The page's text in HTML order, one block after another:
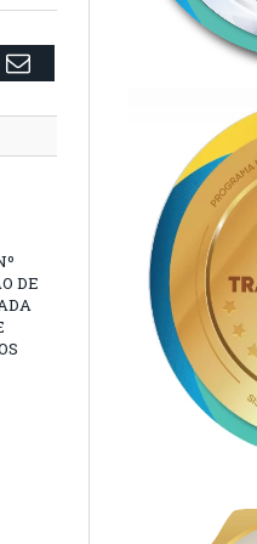
Email
DE